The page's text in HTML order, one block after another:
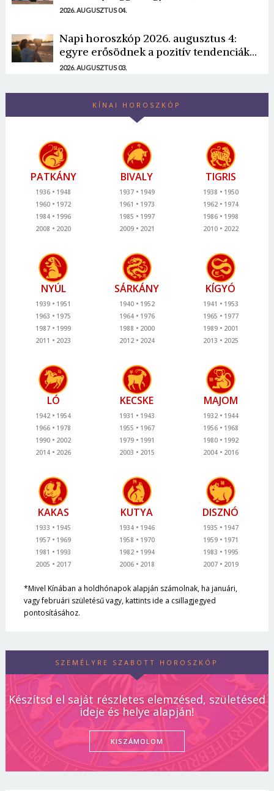
2026. AUGUSZTUS 04.
Napi horoszkóp 2026. augusztus 4:
egyre erősödnek a pozitív tendenciák...
2026. AUGUSZTUS 03.
KÍNAI HOROSZKÓP
PATKÁNY
1936
1948
1960
1972
1984
1996
2008
2020
BIVALY
1937
1949
1961
1973
1985
1997
2009
2021
TIGRIS
1938
1950
1962
1974
1986
1998
2010
2022
NYÚL
1939
1951
1963
1975
1987
1999
2011
2023
SÁRKÁNY
1940
1952
1964
1976
1988
2000
2012
2024
KÍGYÓ
1941
1953
1965
1977
1989
2001
2013
2025
LÓ
1942
1954
1966
1978
1990
2002
2014
2026
KECSKE
1931
1943
1955
1967
1979
1991
2003
2015
MAJOM
1932
1944
1956
1968
1980
1992
2004
2016
KAKAS
1933
1945
1957
1969
1981
1993
2005
2017
KUTYA
1934
1946
1958
1970
1982
1994
2006
2018
DISZNÓ
1935
1947
1959
1971
1983
1995
2007
2019
*Mivel Kínában a holdhónapok alapján számolnak, ha januári,
vagy februári születésű vagy, kattints ide a csillagjegyed
pontosításához.
SZEMÉLYRE SZABOTT HOROSZKÓP
Készítsd el saját részletes elemzésed, születésed
ideje és helye alapján!
KISZÁMOLOM